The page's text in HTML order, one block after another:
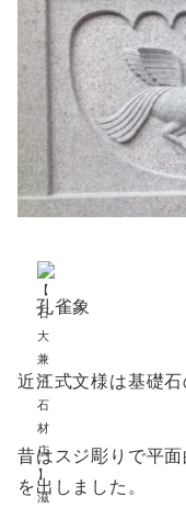
孔雀象
近江式文様は基礎
昔はスジ彫りで平
を出しました。